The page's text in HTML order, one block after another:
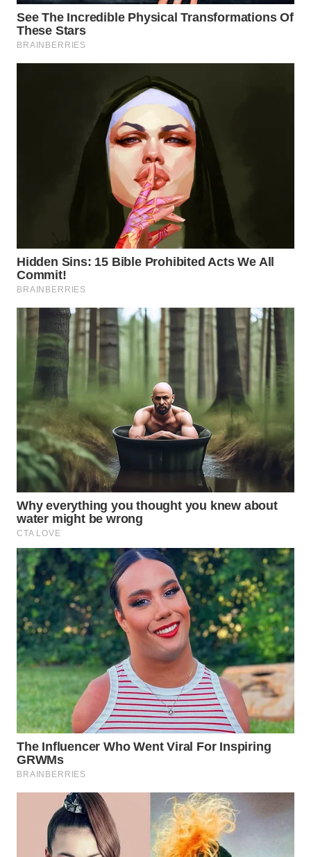
WN
INDRAMAYU
SUKABUMI
WN
WN
PRIANGAN
TIMUR
WN
SEMARANG
WN
SOLO
WN
BOROBUDUR
WN
MADURA
WN
SURABAYA
WN
NATUNA
WN
BINTAN
WN
MANDALIKA
WN
LIKUPANG